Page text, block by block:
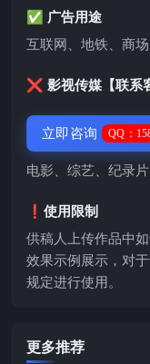
✅ 广告用途
互联网、地铁、商
❌ 影视传媒【联系
立即咨询 QQ：
电影、综艺、纪录
❗️使用限制
供稿人上传作品中
效果示例展示，对
规定进行使用。
更多推荐